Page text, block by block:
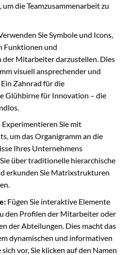
die Teamzusammenarbeit zu
Sie Symbole und Icons,
Funktionen und
Mitarbeiter darzustellen. Dies
visuell ansprechender und
Zahnrad für die
Glühbirne für Innovation – die
Experimentieren Sie mit
um das Organigramm an die
Ihres Unternehmens
über traditionelle hierarchische
erkunden Sie Matrixstrukturen
Fügen Sie interaktive Elemente
den Profilen der Mitarbeiter oder
der Abteilungen. Dies macht das
dynamischen und informativen
vor, Sie klicken auf den Namen